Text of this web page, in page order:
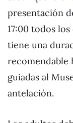
presentación
17:00 todos
tiene una
recomendable
guiadas al
antelación.